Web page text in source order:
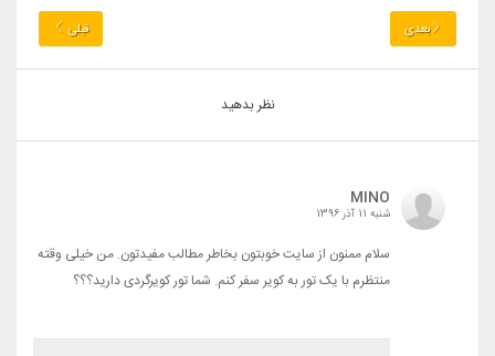
بعدی قبلی
نظر بدهید
MINO
شنبه 11 آذر 1396
سلام ممنون از سایت خوبتون بخاطر مطالب مفیدتون. من خیلی وقته
منتظرم با یک تور به کویر سفر کنم. شما تور کویرگردی دارید؟؟؟